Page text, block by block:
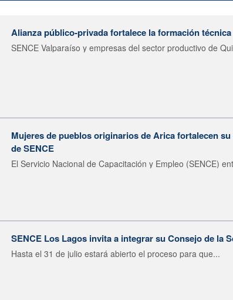
Alianza público-privada fortalece la formación
SENCE Valparaíso y empresas del sector productivo de
Mujeres de pueblos originarios de Arica fortalecen
de SENCE
El Servicio Nacional de Capacitación y Empleo (SENCE)
SENCE Los Lagos invita a integrar su Consejo de la
Hasta el 31 de julio estará abierto el proceso para que...